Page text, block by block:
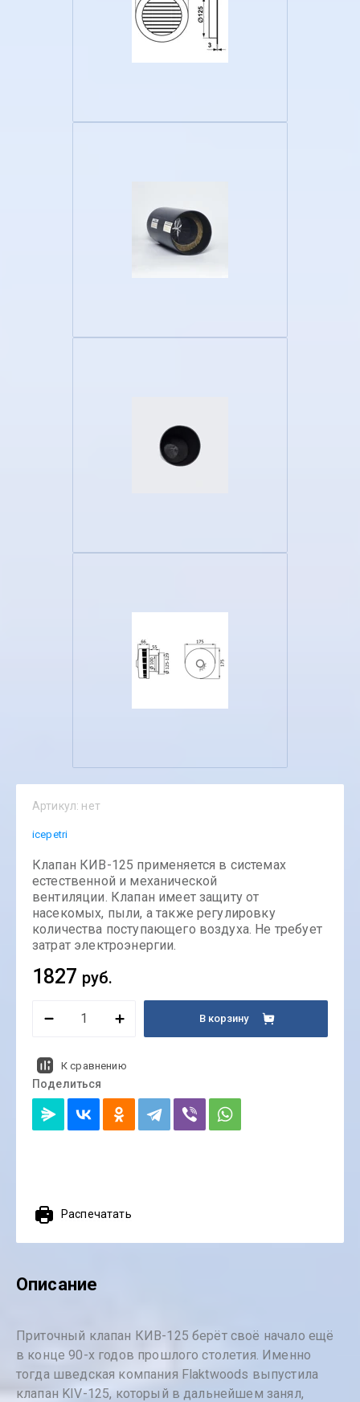
Артикул: нет
icepetri
Клапан КИВ-125 применяется в системах
естественной и механической
вентиляции. Клапан имеет защиту от
насекомых, пыли, а также регулировку
количества поступающего воздуха. Не требует
затрат электроэнергии.
1827 руб.
В корзину
К сравнению
Поделиться
Распечатать
Описание
Приточный клапан КИВ-125 берёт своё начало ещё
в конце 90-х годов прошлого столетия. Именно
тогда шведская компания Flaktwoods выпустила
клапан KIV-125, который в дальнейшем занял,